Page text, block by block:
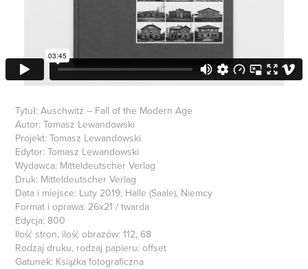
Tytuł: Auschwitz – Fall of the Modern Age
Autor: Tomasz Lewandowski
Projekt: Tomasz Lewandowski
Edytor: Tomasz Lewandowski
Wydawca: Mitteldeutscher Verlag
Druk: Mitteldeutscher Verlag
Data i miejsce: Luty 2019, Halle (Saale), Niemcy
Format i oprawa: 26x21 / twarda
Edycja: 800
Ilość stron, ilość obrazów: 112, 68
Rodzaj druku, rodzaj papieru: offset
Gatunek: Książka fotograficzna